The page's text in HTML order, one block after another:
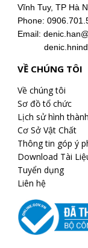
Vĩnh Tuy, TP Hà
Phone:
Email:
VỀ CHÚNG TÔI
Về chúng tôi
Sơ đồ tổ chức
Lịch sử hình
Cơ Sở Vật Chất
Thông tin góp ý
Download Tài
Tuyển dụng
Liên hệ